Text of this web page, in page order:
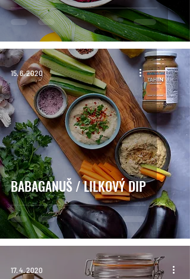
BABAGANUŠ / LILKOVÝ DIP
15. 6. 2020
17. 4. 2020